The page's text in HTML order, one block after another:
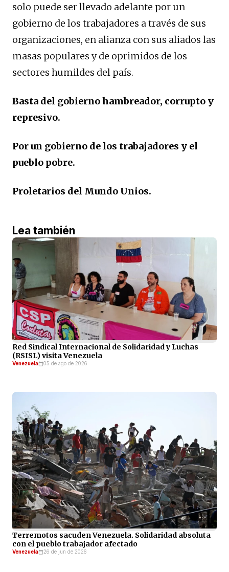
solo puede ser llevado adelante por un
gobierno de los trabajadores a través de sus
organizaciones, en alianza con sus aliados las
masas populares y de oprimidos de los
sectores humildes del país.
Basta del gobierno hambreador, corrupto y
represivo.
Por un gobierno de los trabajadores y el
pueblo pobre.
Proletarios del Mundo Unios.
Lea también
Red Sindical Internacional de Solidaridad y Luchas
(RSISL) visita Venezuela
Venezuela 05 de ago de 2026
Terremotos sacuden Venezuela. Solidaridad absoluta
con el pueblo trabajador afectado
Venezuela 26 de jun de 2026